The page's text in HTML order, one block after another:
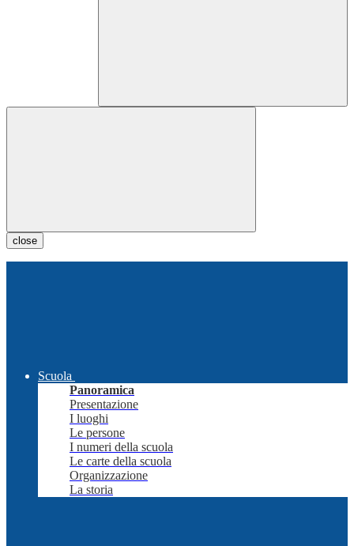
close
Scuola
Panoramica
Presentazione
I luoghi
Le persone
I numeri della scuola
Le carte della scuola
Organizzazione
La storia